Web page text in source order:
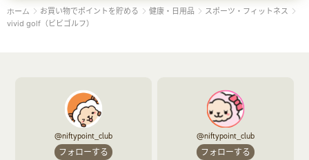
ホーム お買い物でポイントを貯める 健康・日用品
スポーツ・フィットネス
vivid golf（ビビゴルフ）
@niftypoint_club
フォローする
@niftypoint_club
フォローする